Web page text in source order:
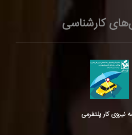
کارشناسی
نیروی کار پلتفرمی